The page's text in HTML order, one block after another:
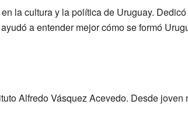
la cultura y la política de Uruguay.
a entender mejor cómo se formó
Alfredo Vásquez Acevedo. Desde joven